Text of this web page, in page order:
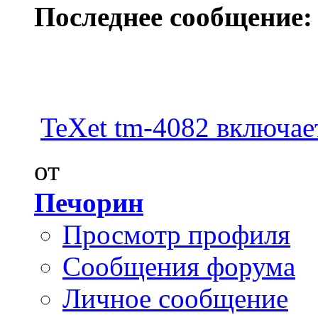
Последнее сообщение:
TeXet tm-4082
от
Печорин
Просмотр профиля
Сообщения форума
Личное сообщение